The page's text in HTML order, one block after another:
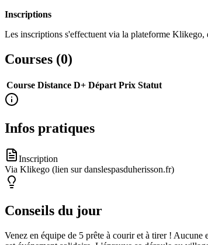
Inscriptions
Les inscriptions s'effectuent via la plateforme Klikego,
Courses (0)
Course Distance D+ Départ Prix Statut
Infos pratiques
Inscription
Via Klikego (lien sur danslespasduherisson.fr)
Conseils du jour
Venez en équipe de 5 prête à courir et à tirer !